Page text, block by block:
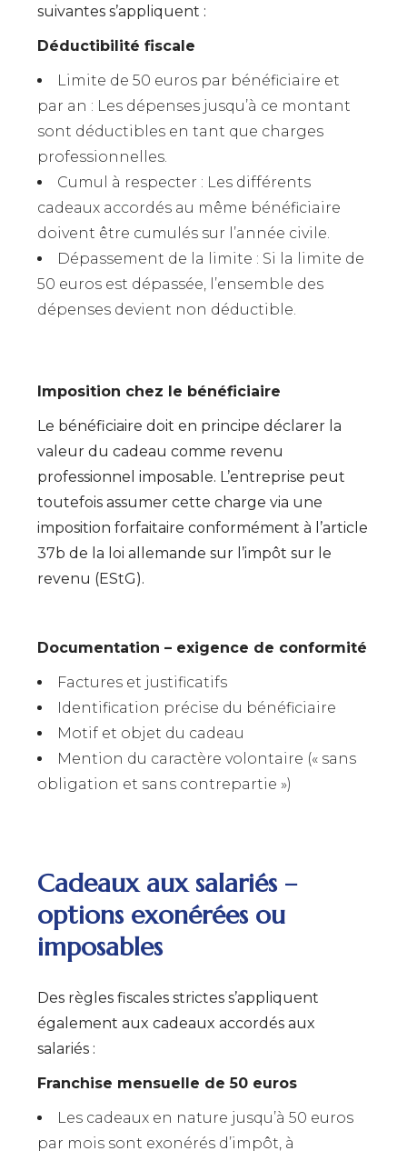
suivantes s’appliquent :
Déductibilité fiscale
Limite de 50 euros par bénéficiaire et
par an : Les dépenses jusqu’à ce montant
sont déductibles en tant que charges
professionnelles.
Cumul à respecter : Les différents
cadeaux accordés au même bénéficiaire
doivent être cumulés sur l’année civile.
Dépassement de la limite : Si la limite de
50 euros est dépassée, l’ensemble des
dépenses devient non déductible.
Imposition chez le bénéficiaire
Le bénéficiaire doit en principe déclarer la
valeur du cadeau comme revenu
professionnel imposable. L’entreprise peut
toutefois assumer cette charge via une
imposition forfaitaire conformément à l’article
37b de la loi allemande sur l’impôt sur le
revenu (EStG).
Documentation – exigence de conformité
Factures et justificatifs
Identification précise du bénéficiaire
Motif et objet du cadeau
Mention du caractère volontaire (« sans
obligation et sans contrepartie »)
Cadeaux aux salariés –
options exonérées ou
imposables
Des règles fiscales strictes s’appliquent
également aux cadeaux accordés aux
salariés :
Franchise mensuelle de 50 euros
Les cadeaux en nature jusqu’à 50 euros
par mois sont exonérés d’impôt, à